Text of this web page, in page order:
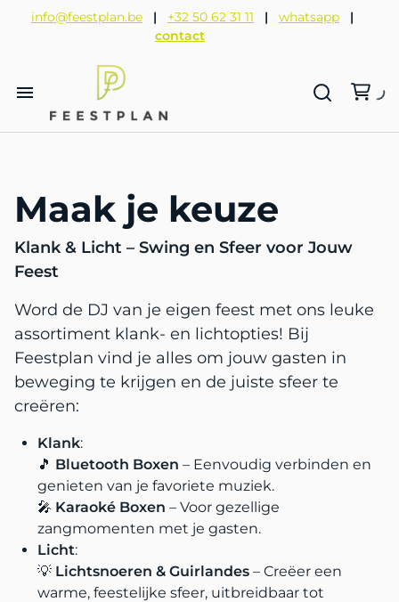
info@feestplan.be | +32 50 62 31 11 | whatsapp
|
contact
Alle categorieën
Afzetpalen en rode lopers
Beursmeubilair huren
Verkoop artikelen
Lounge pakketten
Funpakketten
Volksspelen
Dinnerpakketten
Vuurpakketten
Meubilair
Hoge tafels en tafels
Lage tafels en linnen
Lounge
Beursmeubilair huren
Bestek
Bar en koeling
Tips en inspiratie
Bouw jouw feest stap voor stap met
Feestplan
Hoe bestellen online?
Maak je keuze
Klank & Licht – Swing en Sfeer voor Jouw
Feest
Word de DJ van je eigen feest met ons leuke
assortiment klank- en lichtopties! Bij
Feestplan vind je alles om jouw gasten in
beweging te krijgen en de juiste sfeer te
creëren:
Klank:
🎵 Bluetooth Boxen – Eenvoudig verbinden en
genieten van je favoriete muziek.
🎤 Karaoké Boxen – Voor gezellige
zangmomenten met je gasten.
Licht:
💡 Lichtsnoeren & Guirlandes – Creëer een
warme, feestelijke sfeer, uitbreidbaar tot